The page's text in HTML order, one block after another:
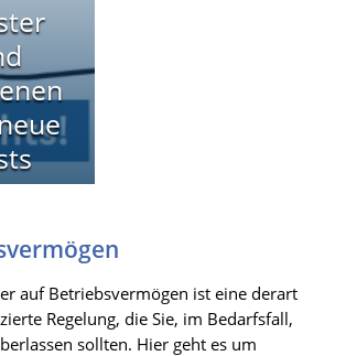
auf Betriebsvermögen ist eine derart
Regelung, die Sie, im Bedarfsfall,
sollten. Hier geht es um